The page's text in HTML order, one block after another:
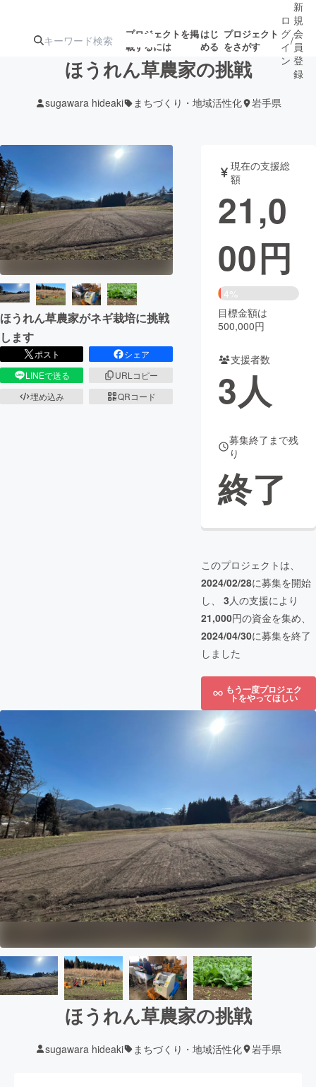
プロジェクトを掲
載するには
はじ
める
プロジェクト
をさがす
アート・写真
テクノロジー・ガジェット ゲーム・サ
ビジネス・起業 チャレンジ
まちづくり・地域活性化
CAMPFIRE for Social Good
CAMPFIRE Creation
コミュニティ
ロ
グ
イ
ン
/
新
規
会
員
登
録
ほうれん草農家の挑戦
sugawara hideaki まちづくり・地域活性化 岩手県
ほうれん草農家がネギ栽培に挑戦
します
ポスト
シェア
LINEで送る
URLコピー
埋め込み
QRコード
現在の支援総
額
21,0
00円
4%
目標金額は
500,000円
支援者数
3人
募集終了まで残
り
終了
このプロジェクトは、
2024/02/28に募集を開始
し、 3人の支援により
21,000円の資金を集め、
2024/04/30に募集を終了
しました
もう一度プロジェク
トをやってほしい
ほうれん草農家の挑戦
sugawara hideaki まちづくり・地域活性化 岩手県